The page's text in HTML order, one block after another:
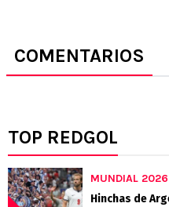
COMENTARIOS
TOP REDGOL
MUNDIAL 2026
Hinchas de